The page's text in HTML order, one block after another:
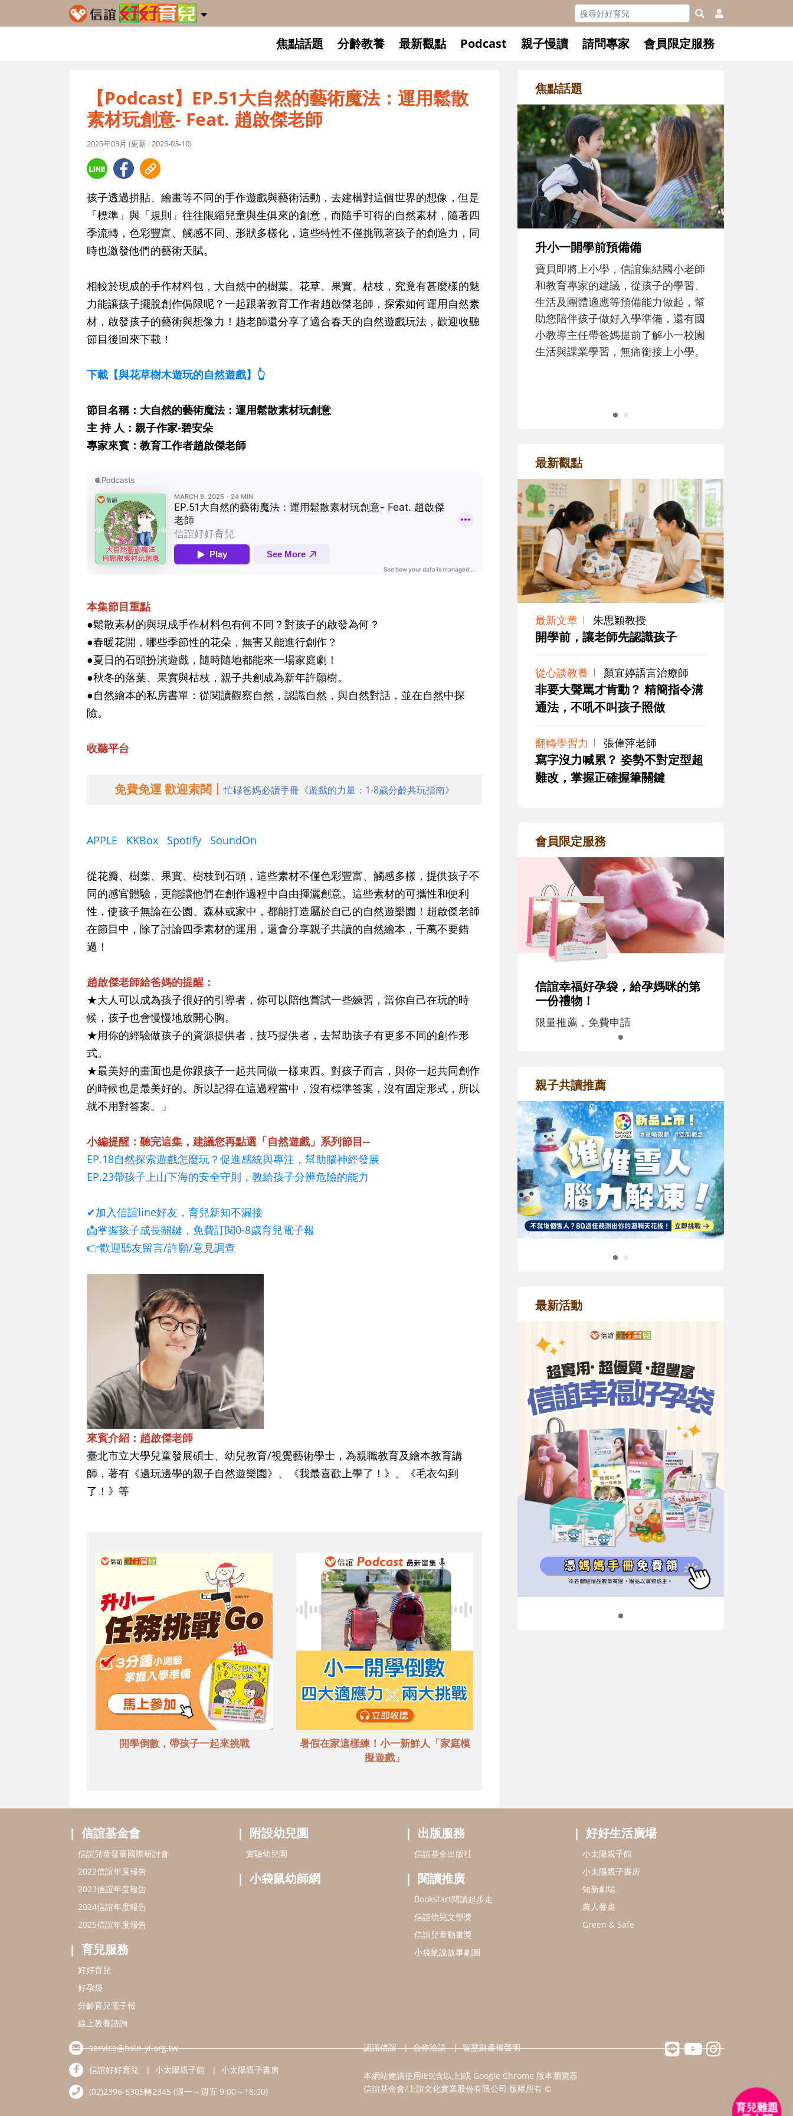
焦點話題 分齡教養 最新觀點 Podcast 親子慢讀 請問專家 會員限定服務
【Podcast】EP.51大自然的藝術魔法：運用鬆散
素材玩創意- Feat. 趙啟傑老師
2025年03月 (更新 : 2025-03-10)
孩子透過拼貼、繪畫等不同的手作遊戲與藝術活動，去建構對這個世界的想像，但是
「標準」與「規則」往往限縮兒童與生俱來的創意，而隨手可得的自然素材，隨著四
季流轉，色彩豐富、觸感不同、形狀多樣化，這些特性不僅挑戰著孩子的創造力，同
時也激發他們的藝術天賦。
相較於現成的手作材料包，大自然中的樹葉、花草、果實、枯枝，究竟有甚麼樣的魅
力能讓孩子擺脫創作侷限呢？一起跟著教育工作者趙啟傑老師，探索如何運用自然素
材，啟發孩子的藝術與想像力！趙老師還分享了適合春天的自然遊戲玩法，歡迎收聽
節目後回來下載！
下載【與花草樹木遊玩的自然遊戲】👆
節目名稱：大自然的藝術魔法：運用鬆散素材玩創意
主 持 人：親子作家-碧安朵
專家來賓：教育工作者趙啟傑老師
本集節目重點
●鬆散素材的與現成手作材料包有何不同？對孩子的啟發為何？
●春暖花開，哪些季節性的花朵，無害又能進行創作？
●夏日的石頭扮演遊戲，隨時隨地都能來一場家庭劇！
●秋冬的落葉、果實與枯枝，親子共創成為新年許願樹。
●自然繪本的私房書單：從閱讀觀察自然，認識自然，與自然對話，並在自然中探
險。
收聽平台
免費免運 歡迎索閱丨忙碌爸媽必讀手冊《遊戲的力量：1-8歲分齡共玩指南》
APPLE KKBox Spotify SoundOn
從花瓣、樹葉、果實、樹枝到石頭，這些素材不僅色彩豐富、觸感多樣，提供孩子不
同的感官體驗，更能讓他們在創作過程中自由揮灑創意。這些素材的可攜性和便利
性，使孩子無論在公園、森林或家中，都能打造屬於自己的自然遊樂園！趙啟傑老師
在節目中，除了討論四季素材的運用，還會分享親子共讀的自然繪本，千萬不要錯
過！
趙啟傑老師給爸媽的提醒：
★大人可以成為孩子很好的引導者，你可以陪他嘗試一些練習，當你自己在玩的時
候，孩子也會慢慢地放開心胸。
★用你的經驗做孩子的資源提供者，技巧提供者，去幫助孩子有更多不同的創作形
式。
★最美好的畫面也是你跟孩子一起共同做一樣東西。對孩子而言，與你一起共同創作
的時候也是最美好的。所以記得在這過程當中，沒有標準答案，沒有固定形式，所以
就不用對答案。」
小編提醒：聽完這集，建議您再點選「自然遊戲」系列節目--
EP.18自然探索遊戲怎麼玩？促進感統與專注，幫助腦神經發展
EP.23帶孩子上山下海的安全守則，教給孩子分辨危險的能力
✔加入信誼line好友，育兒新知不漏接
📩掌握孩子成長關鍵，免費訂閱0-8歲育兒電子報
👉歡迎聽友留言/許願/意見調查
來賓介紹：趙啟傑老師
臺北市立大學兒童發展碩士、幼兒教育/視覺藝術學士，為親職教育及繪本教育講
師，著有《邊玩邊學的親子自然遊樂園》、《我最喜歡上學了！》、《毛衣勾到
了！》等
開學倒數，帶孩子一起來挑戰
暑假在家這樣練！小一新鮮人「家庭模
擬遊戲」
焦點話題
和教育專家的建議，從孩子的學習、
生活及團體適應等預備能力做起，幫
助您陪伴孩子做好入學準備，還有國
和孩子一起長大的那個男人│讀
懂父親的不同模樣
沒有人天生就擅長當爸爸！男人總是
在一次次「前所未有」的體驗中，跟
著孩子一起長大。從給予安全感的肢
體遊戲，到獨立自主、角色認同及解
決問題的能力養成。爸爸正嘗試用不
同的模樣，參與孩子每個重要的成長
歷程。
最新觀點
最新文章 朱思穎教授
開學前，讓老師先認識孩子
從心談教養 顏宜婷語言治療師
非要大聲罵才肯動？ 精簡指令溝
通法，不吼不叫孩子照做
翻轉學習力 張偉萍老師
寫字沒力喊累？ 姿勢不對定型超
難改，掌握正確握筆關鍵
會員限定服務
信誼幸福好孕袋，給孕媽咪的第
一份禮物！
限量推薦，免費申請
親子共讀推薦
最新活動
信誼基金會
信誼兒童發展國際研討會
2022信誼年度報告
2023信誼年度報告
2024信誼年度報告
2025信誼年度報告
育兒服務
好好育兒
好孕袋
分齡育兒電子報
線上教養諮詢
附設幼兒園
實驗幼兒園
小袋鼠幼師網
出版服務
信誼基金出版社
閱讀推廣
Bookstart閱讀起步走
信誼幼兒文學獎
信誼兒童動畫獎
小袋鼠說故事劇團
好好生活廣場
小太陽親子館
小太陽親子書房
知新劇場
農人餐桌
Green & Safe
service@hsin-yi.org.tw
信誼好好育兒
小太陽親子館
小太陽親子書房
(02)2396-5305轉2345 (週一～週五 9:00～18:00)
認識信誼 合作洽談 智慧財產權聲明
本網站建議使用IE9(含以上)或 Google Chrome 版本瀏覽器
信誼基金會/上誼文化實業股份有限公司 版權所有 ©
育兒難題